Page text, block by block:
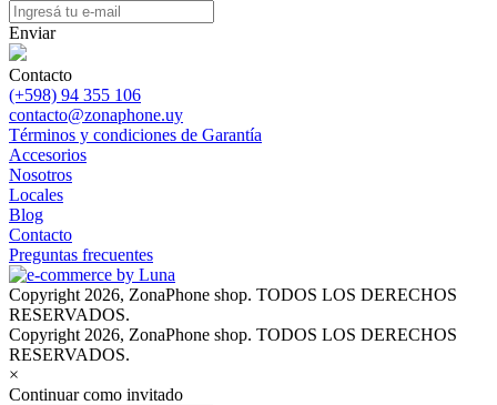
Enviar
Contacto
(+598) 94 355 106
contacto@zonaphone.uy
Términos y condiciones de Garantía
Accesorios
Nosotros
Locales
Blog
Contacto
Preguntas frecuentes
Copyright 2026, ZonaPhone shop. TODOS LOS DERECHOS
RESERVADOS.
Copyright 2026, ZonaPhone shop. TODOS LOS DERECHOS
RESERVADOS.
×
Continuar como invitado